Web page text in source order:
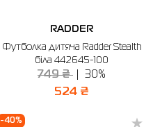
RADDER
Футболка дитяча Radder Stealth
біла 442645-100
749 ₴ 30%
524 ₴
-40%